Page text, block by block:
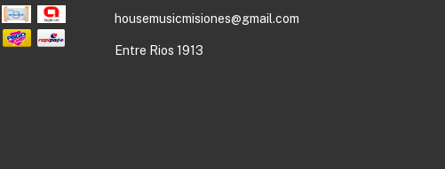
housemusicmisiones@gmail.com
Entre Rios 1913